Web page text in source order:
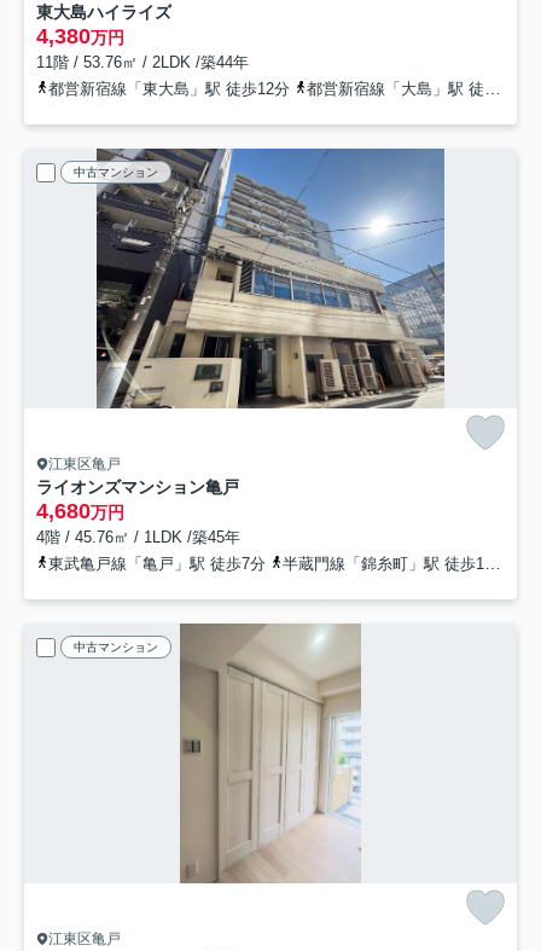
東大島ハイライズ
4,380万円
11階 / 53.76㎡ / 2LDK /築44年
都営新宿線「東大島」駅 徒歩12分
都営新宿線「大島」駅 徒歩17分
中古マンション
江東区亀戸
ライオンズマンション亀戸
4,680万円
4階 / 45.76㎡ / 1LDK /築45年
東武亀戸線「亀戸」駅 徒歩7分
半蔵門線「錦糸町」駅 徒歩12分
中古マンション
江東区亀戸